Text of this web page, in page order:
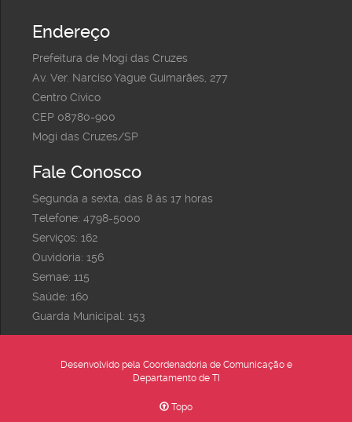
Endereço
Prefeitura de Mogi das Cruzes
Av. Ver. Narciso Yague Guimarães, 277
Centro Cívico
CEP 08780-900
Mogi das Cruzes/SP
Fale Conosco
Segunda a sexta, das 8 às 17 horas
Telefone: 4798-5000
Serviços: 162
Ouvidoria: 156
Semae: 115
Saúde: 160
Guarda Municipal: 153
Desenvolvido pela Coordenadoria de Comunicação e
Departamento de TI
Topo